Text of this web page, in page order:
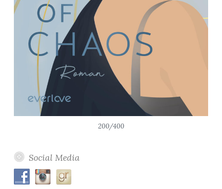
200/400
Social Media